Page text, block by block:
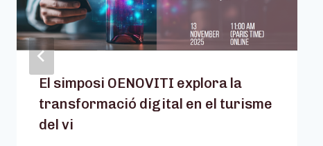
El simposi OENOVITI explora la
transformació digital en el turisme
del vi